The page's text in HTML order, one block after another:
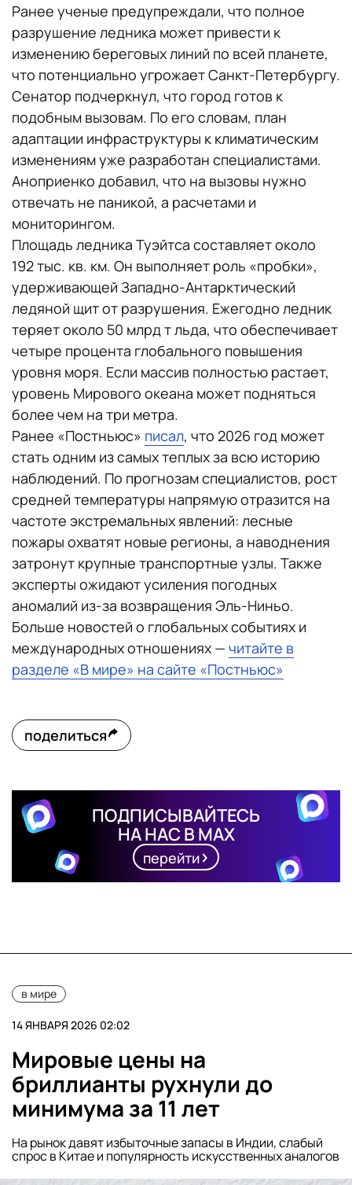
Ранее ученые предупреждали, что полное
разрушение ледника может привести к
изменению береговых линий по всей планете,
что потенциально угрожает Санкт-Петербургу.
Сенатор подчеркнул, что город готов к
подобным вызовам. По его словам, план
адаптации инфраструктуры к климатическим
изменениям уже разработан специалистами.
Аноприенко добавил, что на вызовы нужно
отвечать не паникой, а расчетами и
мониторингом.
Площадь ледника Туэйтса составляет около
192 тыс. кв. км. Он выполняет роль «пробки»,
удерживающей Западно-Антарктический
ледяной щит от разрушения. Ежегодно ледник
теряет около 50 млрд т льда, что обеспечивает
четыре процента глобального повышения
уровня моря. Если массив полностью растает,
уровень Мирового океана может подняться
более чем на три метра.
Ранее «Постньюс» писал, что 2026 год может
стать одним из самых теплых за всю историю
наблюдений. По прогнозам специалистов, рост
средней температуры напрямую отразится на
частоте экстремальных явлений: лесные
пожары охватят новые регионы, а наводнения
затронут крупные транспортные узлы. Также
эксперты ожидают усиления погодных
аномалий из-за возвращения Эль-Ниньо.
Больше новостей о глобальных событиях и
международных отношениях — читайте в
разделе «В мире» на сайте «Постньюс»
поделиться
ПОДПИСЫВАЙТЕСЬ
НА НАС В MAX
перейти
в мире
14 ЯНВАРЯ 2026 02:02
Мировые цены на
бриллианты рухнули до
минимума за 11 лет
На рынок давят избыточные запасы в Индии, слабый
спрос в Китае и популярность искусственных аналогов